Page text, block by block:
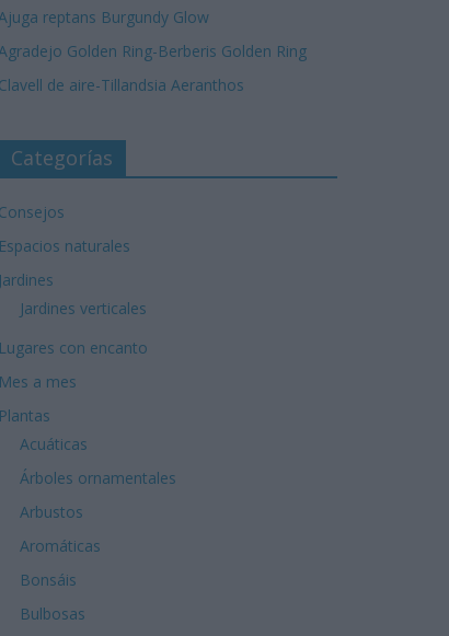
reptans Burgundy Glow
Golden Ring-Berberis Golden Ring
Clavell de aire-Tillandsia Aeranthos
Categorías
Consejos
Espacios naturales
Jardines
Jardines verticales
Lugares con encanto
Mes a mes
Plantas
Acuáticas
Árboles ornamentales
Arbustos
Aromáticas
Bonsáis
Bulbosas